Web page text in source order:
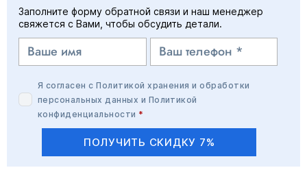
Заполните форму обратной связи и наш менеджер
свяжется с Вами, чтобы обсудить детали.
Я согласен сПолитикой хранения и обработки
персональных данных и Политикой
конфиденциальности *
ПОЛУЧИТЬ СКИДКУ 7%